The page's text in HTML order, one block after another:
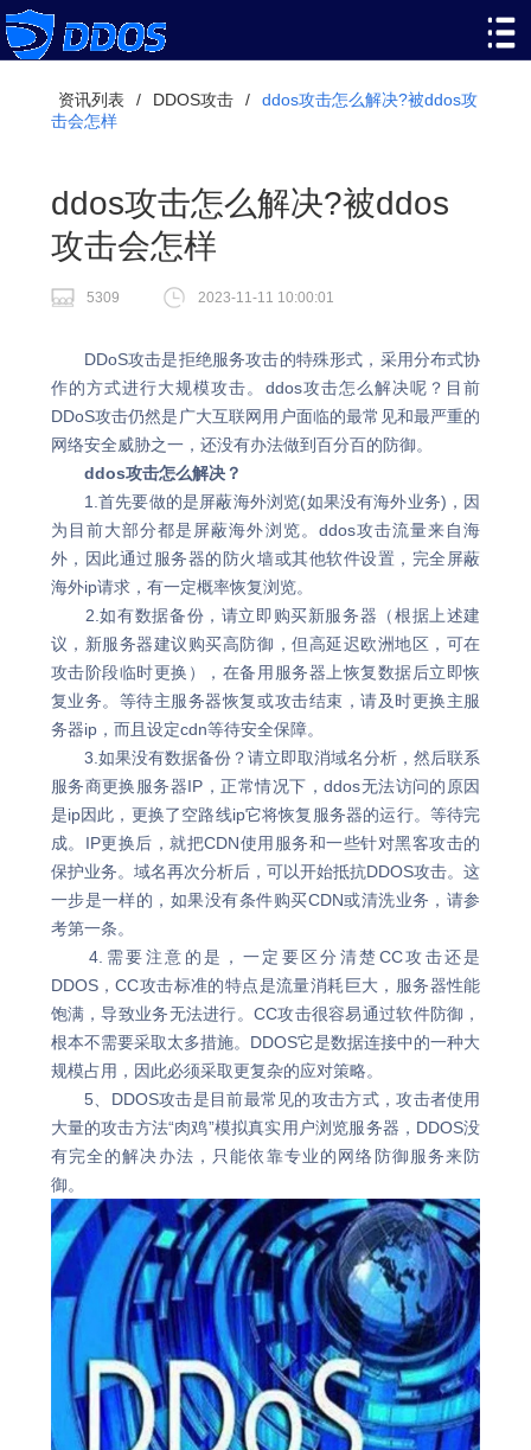
资讯列表 / DDOS攻击 /
ddos攻击怎么解决?被ddos攻
击会怎样
ddos攻击怎么解决?被ddos
攻击会怎样
5309 2023-11-11 10:00:01
DDoS攻击是拒绝服务攻击的特殊形式，采用分布式协
作的方式进行大规模攻击。ddos攻击怎么解决呢？目前
DDoS攻击仍然是广大互联网用户面临的最常见和最严重的
网络安全威胁之一，还没有办法做到百分百的防御。
ddos攻击怎么解决？
1.首先要做的是屏蔽海外浏览(如果没有海外业务)，因
为目前大部分都是屏蔽海外浏览。ddos攻击流量来自海
外，因此通过服务器的防火墙或其他软件设置，完全屏蔽
海外ip请求，有一定概率恢复浏览。
2.如有数据备份，请立即购买新服务器（根据上述建
议，新服务器建议购买高防御，但高延迟欧洲地区，可在
攻击阶段临时更换），在备用服务器上恢复数据后立即恢
复业务。等待主服务器恢复或攻击结束，请及时更换主服
务器ip，而且设定cdn等待安全保障。
3.如果没有数据备份？请立即取消域名分析，然后联系
服务商更换服务器IP，正常情况下，ddos无法访问的原因
是ip因此，更换了空路线ip它将恢复服务器的运行。等待完
成。IP更换后，就把CDN使用服务和一些针对黑客攻击的
保护业务。域名再次分析后，可以开始抵抗DDOS攻击。这
一步是一样的，如果没有条件购买CDN或清洗业务，请参
考第一条。
4.需要注意的是，一定要区分清楚CC攻击还是
DDOS，CC攻击标准的特点是流量消耗巨大，服务器性能
饱满，导致业务无法进行。CC攻击很容易通过软件防御，
根本不需要采取太多措施。DDOS它是数据连接中的一种大
规模占用，因此必须采取更复杂的应对策略。
5、DDOS攻击是目前最常见的攻击方式，攻击者使用
大量的攻击方法“肉鸡”模拟真实用户浏览服务器，DDOS没
有完全的解决办法，只能依靠专业的网络防御服务来防
御。